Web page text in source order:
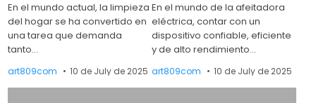
En el mundo actual, la limpieza
del hogar se ha convertido en
una tarea que demanda
tanto…
art809com 10 de July de 2025
En el mundo de la afeitadora
eléctrica, contar con un
dispositivo confiable, eficiente
y de alto rendimiento…
art809com 10 de July de 2025